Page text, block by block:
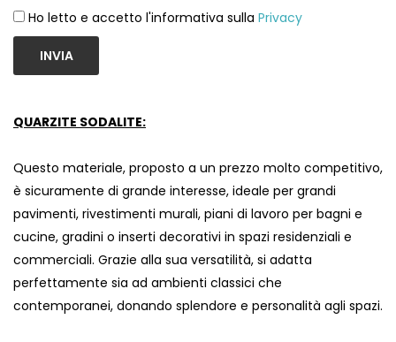
Ho letto e accetto l'informativa sulla Privacy
INVIA
QUARZITE SODALITE:
Questo materiale, proposto a un prezzo molto competitivo,
è sicuramente di grande interesse, ideale per grandi
pavimenti, rivestimenti murali, piani di lavoro per bagni e
cucine, gradini o inserti decorativi in ​​spazi residenziali e
commerciali. Grazie alla sua versatilità, si adatta
perfettamente sia ad ambienti classici che
contemporanei, donando splendore e personalità agli spazi.